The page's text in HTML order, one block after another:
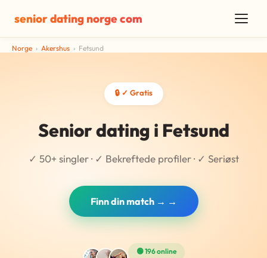
senior dating norge com
Norge › Akershus › Fetsund
🔒 ✓ Gratis
Senior dating i Fetsund
✓ 50+ singler · ✓ Bekreftede profiler · ✓ Seriøst
Finn din match → →
🟢 196 online